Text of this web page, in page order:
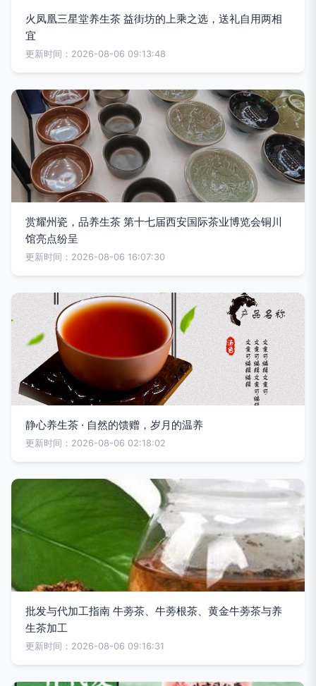
火凤凰三星堂养生茶 益街坊的上乘之选，送礼自用两相
宜
更新时间：2026-08-06 09:13:48
赏耀州瓷，品养生茶 第十七届西安国际茶业博览会铜川
馆亮点纷呈
更新时间：2026-08-06 16:07:30
静心养生茶 · 自然的馈赠，岁月的温养
更新时间：2026-08-06 02:18:02
批发与代加工指南 牛蒡茶、牛蒡根茶、黄金牛蒡茶与养
生茶加工
更新时间：2026-08-06 09:16:31